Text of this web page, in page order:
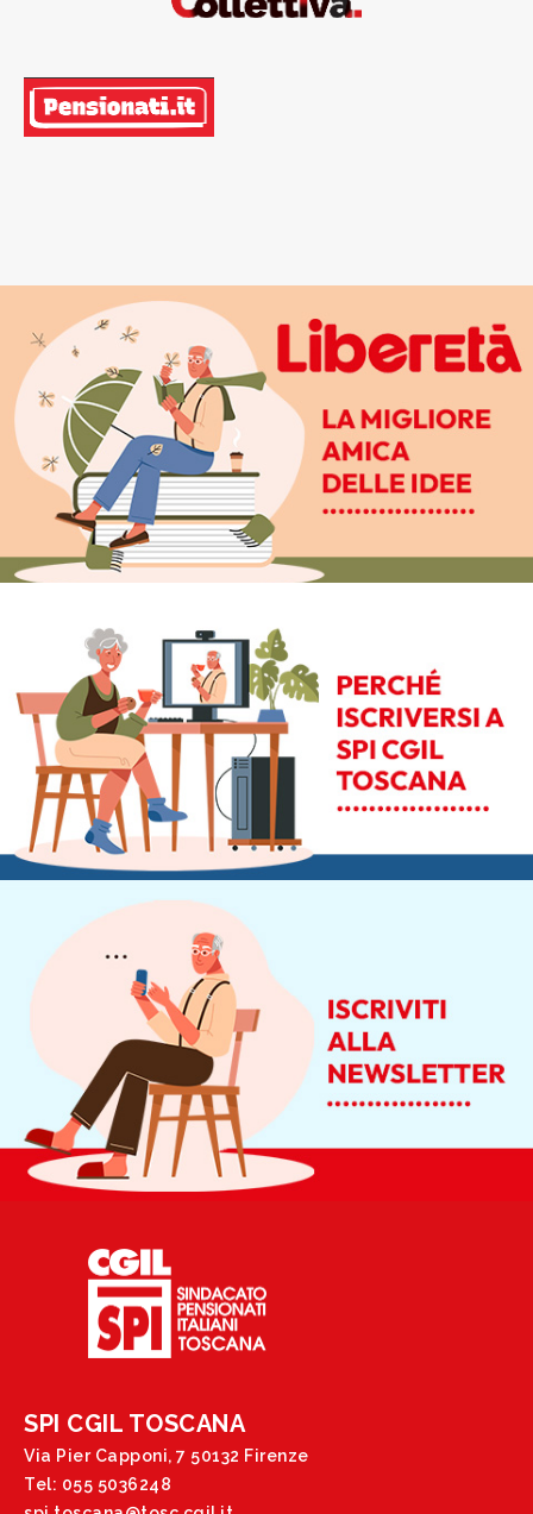
SPI CGIL TOSCANA
Via Pier Capponi, 7 50132 Firenze
Tel: 055 5036248